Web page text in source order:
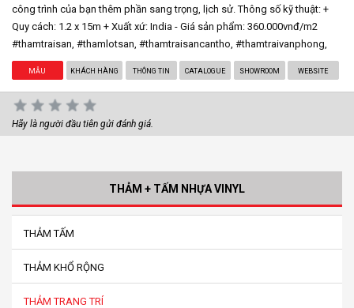
công trình của bạn thêm phần sang trọng, lịch sử. Thông số kỹ thuật: +
Quy cách: 1.2 x 15m + Xuất xứ: India - Giá sản phẩm: 360.000vnđ/m2
#thamtraisan, #thamlotsan, #thamtraisancantho, #thamtraivanphong,
MẪU KHÁCH HÀNG THÔNG TIN CATALOGUE SHOWROOM WEBSITE
Hãy là người đầu tiên gửi đánh giá.
THẢM + TẤM NHỰA VINYL
THẢM TẤM
THẢM KHỔ RỘNG
THẢM TRANG TRÍ